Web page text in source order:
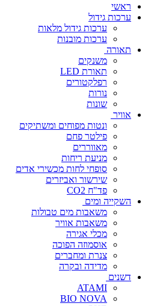
ראשי
ערכות גידול
ערכות גידול מלאות
ערכות מובנות
תאורה
משנקים
תאורת LED
רפלקטורים
נורות
שונות
אוויר
ונטות מפוחים ומשתיקים
פילטר פחם
מאווררים
מניעת ריחות
סופחי לחות מכשירי אדים
שירשור ואביזרים
פד"ח CO2
השקייה ומים
משאבות מים טבולות
משאבות אוויר
מכלי אגירה
אוסמוזה הפוכה
צנרת ומחברים
מדידה ובקרה
דשנים
ATAMI
BIO NOVA